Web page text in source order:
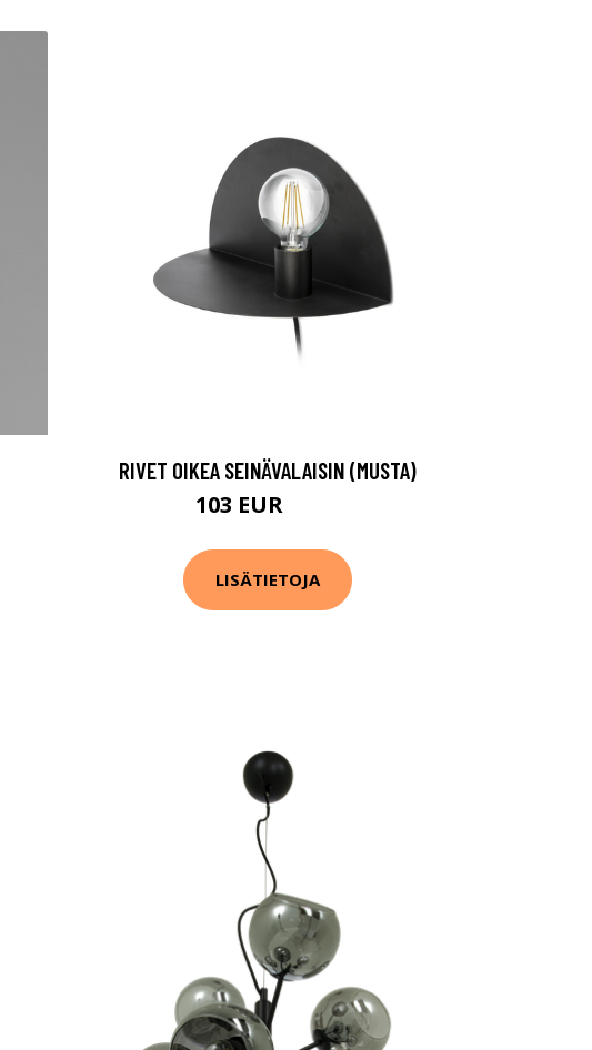
RIVET OIKEA SEINÄVALAISIN (MUSTA)
103 EUR
LISÄTIETOJA